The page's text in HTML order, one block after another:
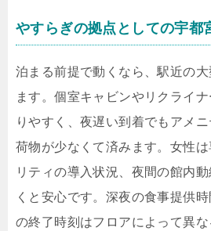
やすらぎの拠点としての宇都
泊まる前提で動くなら、駅近の
ます。個室キャビンやリクライ
りやすく、夜遅い到着でもアメ
荷物が少なくて済みます。女性は
リティの導入状況、夜間の館内
くと安心です。深夜の食事提供
の終了時刻はフロアによって異な